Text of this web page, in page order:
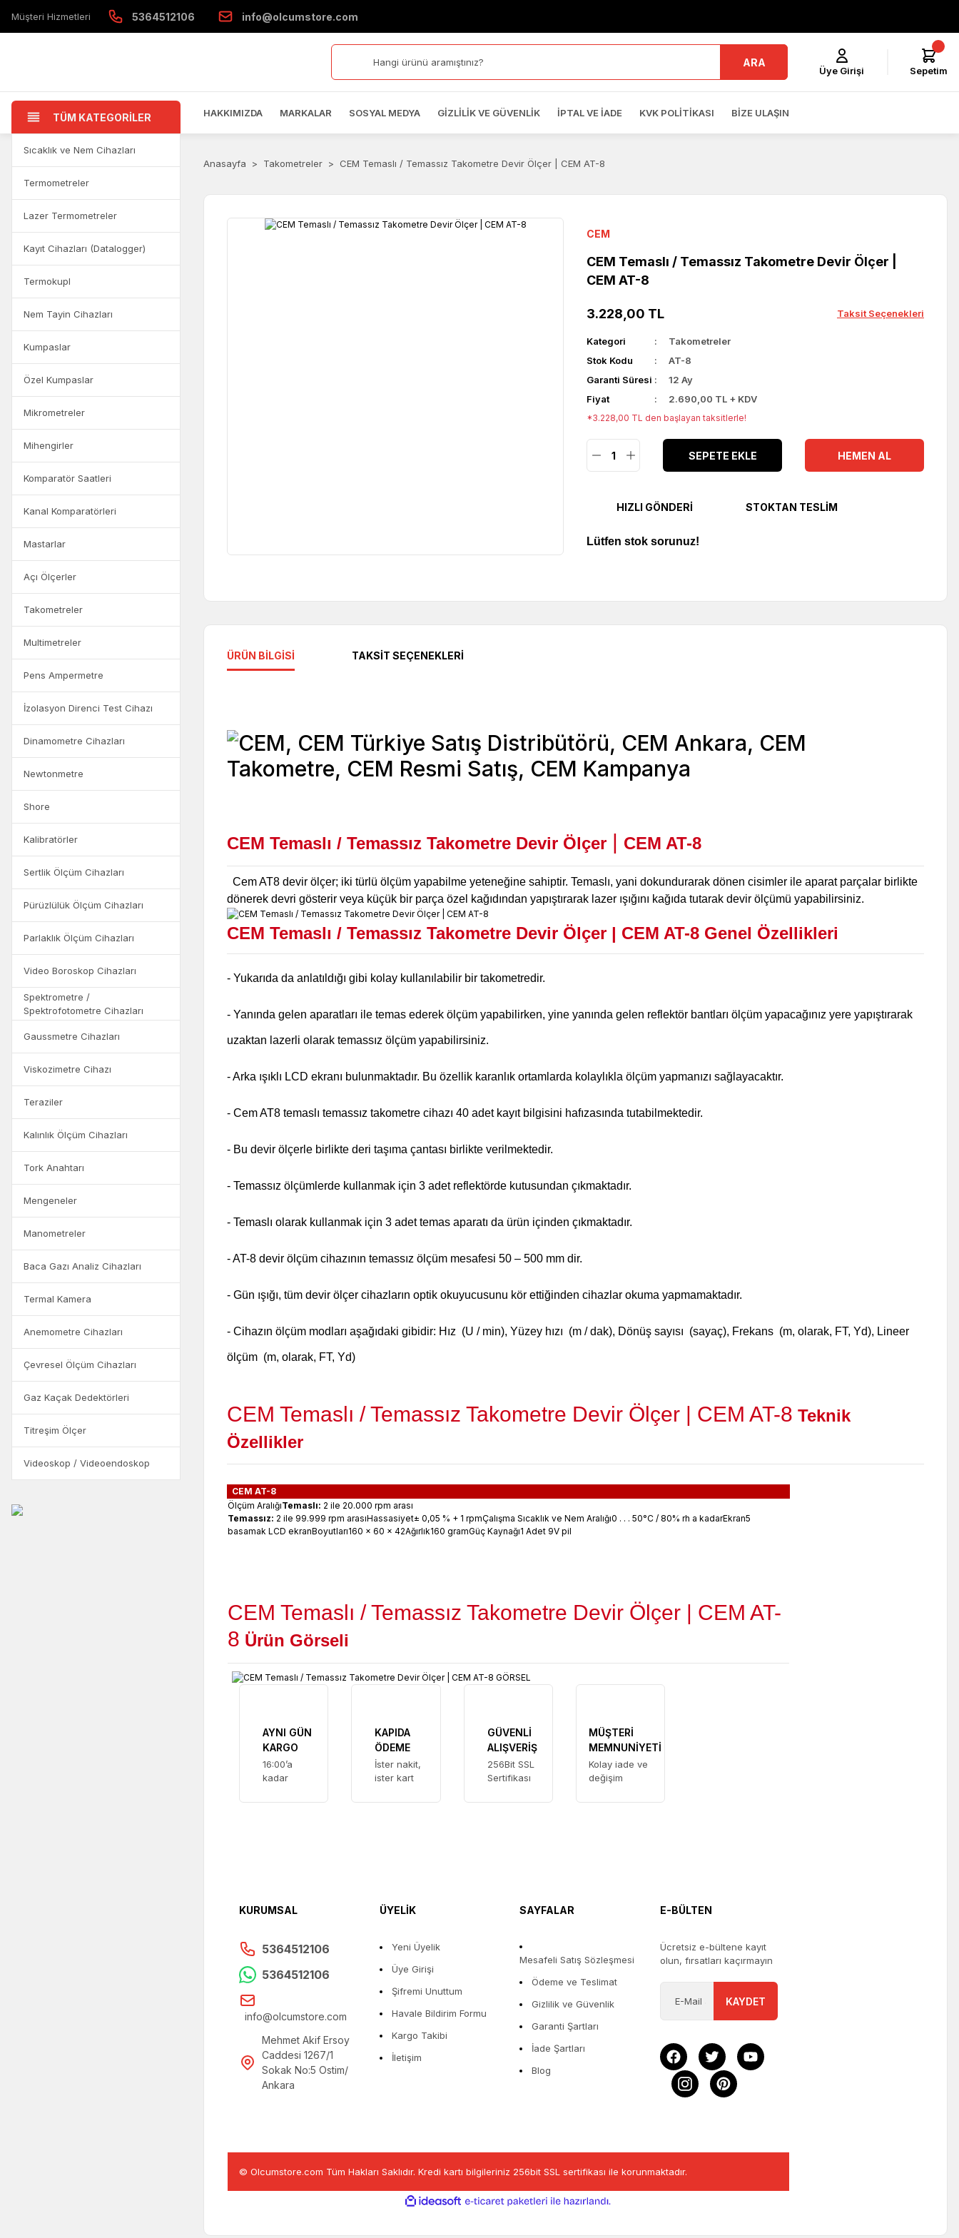
Müşteri Hizmetleri 5364512106 info@olcumstore.com
ARA
Üye Girişi Sepetim
TÜM KATEGORİLER HAKKIMIZDA MARKALAR SOSYAL MEDYA GIZLILIK VE GÜVENLIK İPTAL VE İADE KVK POLITIKASI BIZE ULAŞIN
Sıcaklık ve Nem Cihazları
Termometreler
Lazer Termometreler
Kayıt Cihazları (Datalogger)
Termokupl
Nem Tayin Cihazları
Kumpaslar
Özel Kumpaslar
Mikrometreler
Mihengirler
Komparatör Saatleri
Kanal Komparatörleri
Mastarlar
Açı Ölçerler
Takometreler
Multimetreler
Pens Ampermetre
İzolasyon Direnci Test Cihazı
Dinamometre Cihazları
Newtonmetre
Shore
Kalibratörler
Sertlik Ölçüm Cihazları
Pürüzlülük Ölçüm Cihazları
Parlaklık Ölçüm Cihazları
Video Boroskop Cihazları
Spektrometre /
Spektrofotometre Cihazları
Gaussmetre Cihazları
Viskozimetre Cihazı
Teraziler
Kalınlık Ölçüm Cihazları
Tork Anahtarı
Mengeneler
Manometreler
Baca Gazı Analiz Cihazları
Termal Kamera
Anemometre Cihazları
Çevresel Ölçüm Cihazları
Gaz Kaçak Dedektörleri
Titreşim Ölçer
Videoskop / Videoendoskop
Anasayfa Takometreler CEM Temaslı / Temassız Takometre Devir Ölçer | CEM AT-8
CEM
CEM Temaslı / Temassız Takometre Devir Ölçer |
CEM AT-8
3.228,00 TL Taksit Seçenekleri
Kategori
Takometreler
Stok Kodu
AT-8
Garanti Süresi
12 Ay
Fiyat
2.690,00 TL + KDV
*3.228,00 TL den başlayan taksitlerle!
SEPETE EKLE HEMEN AL
HIZLI GÖNDERI STOKTAN TESLIM
Lütfen stok sorunuz!
ÜRÜN BILGISI TAKSIT SEÇENEKLERI
CEM Temaslı / Temassız Takometre Devir Ölçer| CEM AT-8
Cem AT8 devir ölçer; iki türlü ölçüm yapabilme yeteneğine sahiptir. Temaslı, yani dokundurarak dönen cisimler ile aparat parçalar birlikte
dönerek devri gösterir veya küçük bir parça özel kağıdından yapıştırarak lazer ışığını kağıda tutarak devir ölçümü yapabilirsiniz.
CEM Temaslı / Temassız Takometre Devir Ölçer| CEM AT-8 Genel Özellikleri
- Yukarıda da anlatıldığı gibi kolay kullanılabilir bir takometredir.
- Yanında gelen aparatları ile temas ederek ölçüm yapabilirken, yine yanında gelen reflektör bantları ölçüm yapacağınız yere yapıştırarak
uzaktan lazerli olarak temassız ölçüm yapabilirsiniz.
- Arka ışıklı LCD ekranı bulunmaktadır. Bu özellik karanlık ortamlarda kolaylıkla ölçüm yapmanızı sağlayacaktır.
- Cem AT8 temaslı temassız takometre cihazı 40 adet kayıt bilgisini hafızasında tutabilmektedir.
- Bu devir ölçerle birlikte deri taşıma çantası birlikte verilmektedir.
- Temassız ölçümlerde kullanmak için 3 adet reflektörde kutusundan çıkmaktadır.
- Temaslı olarak kullanmak için 3 adet temas aparatı da ürün içinden çıkmaktadır.
- AT-8 devir ölçüm cihazının temassız ölçüm mesafesi 50 – 500 mm dir.
- Gün ışığı, tüm devir ölçer cihazların optik okuyucusunu kör ettiğinden cihazlar okuma yapmamaktadır.
- Cihazın ölçüm modları aşağıdaki gibidir: Hız (U / min), Yüzey hızı (m / dak), Dönüş sayısı (sayaç), Frekans (m, olarak, FT, Yd), Lineer
ölçüm (m, olarak, FT, Yd)
CEM Temaslı / Temassız Takometre Devir Ölçer | CEM AT-8 Teknik
Özellikler
CEM AT-8
Ölçüm AralığıTemaslı: 2 ile 20.000 rpm arası
Temassız: 2 ile 99.999 rpm arasıHassasiyet± 0,05 % + 1 rpmÇalışma Sıcaklık ve Nem Aralığı0 . . . 50°C / 80% rh a kadarEkran5
basamak LCD ekranBoyutları160 x 60 x 42Ağırlık160 gramGüç Kaynağı1 Adet 9V pil
CEM Temaslı / Temassız Takometre Devir Ölçer | CEM AT-
8 Ürün Görseli
AYNI GÜN
KARGO
16:00’a
kadar
KAPIDA
ÖDEME
İster nakit,
ister kart
GÜVENLİ
ALIŞVERİŞ
256Bit SSL
Sertifikası
MÜŞTERİ
MEMNUNİYETİ
Kolay iade ve
değişim
KURUMSAL
5364512106
5364512106
info@olcumstore.com
Mehmet Akif Ersoy
Caddesi 1267/1
Sokak No:5 Ostim/
Ankara
ÜYELİK
Yeni Üyelik
Üye Girişi
Şifremi Unuttum
Havale Bildirim Formu
Kargo Takibi
İletişim
SAYFALAR
Mesafeli Satış Sözleşmesi
Ödeme ve Teslimat
Gizlilik ve Güvenlik
Garanti Şartları
İade Şartları
Blog
E-BÜLTEN
Ücretsiz e-bültene kayıt
olun, fırsatları kaçırmayın
KAYDET
© Olcumstore.com Tüm Hakları Saklıdır. Kredi kartı bilgileriniz 256bit SSL sertifikası ile korunmaktadır.
ideasoft
e-